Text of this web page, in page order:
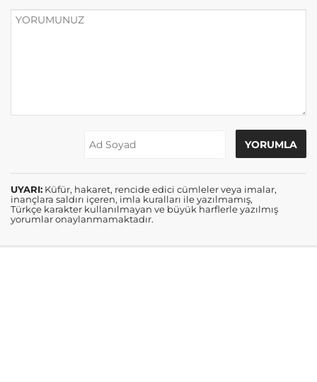
UYARI: Küfür, hakaret, rencide edici cümleler veya imalar,
inançlara saldırı içeren, imla kuralları ile yazılmamış,
Türkçe karakter kullanılmayan ve büyük harflerle yazılmış
yorumlar onaylanmamaktadır.